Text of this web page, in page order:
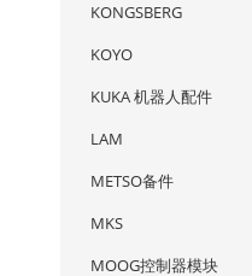
KONGSBERG
KOYO
KUKA 机器人配件
LAM
METSO备件
MKS
MOOG控制器模块